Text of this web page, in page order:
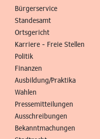
Bürgerservice
Standesamt
Ortsgericht
Karriere - Freie Stellen
Politik
Finanzen
Ausbildung/Praktika
Wahlen
Pressemitteilungen
Ausschreibungen
Bekanntmachungen